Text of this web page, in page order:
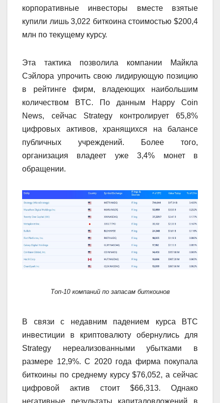
корпоративные инвесторы вместе взятые
купили лишь 3,022 биткоина стоимостью $200,4
млн по текущему курсу.
Эта тактика позволила компании Майкла
Сэйлора упрочить свою лидирующую позицию
в рейтинге фирм, владеющих наибольшим
количеством BTC. По данным Happy Coin
News, сейчас Strategy контролирует 65,8%
цифровых активов, хранящихся на балансе
публичных учреждений. Более того,
организация владеет уже 3,4% монет в
обращении.
Топ-10 компаний по запасам биткоинов
В связи с недавним падением курса BTC
инвестиции в криптовалюту обернулись для
Strategy нереализованными убытками в
размере 12,9%. С 2020 года фирма покупала
биткоины по среднему курсу $76,052, а сейчас
цифровой актив стоит $66,313. Однако
негативные результаты капиталовложений в